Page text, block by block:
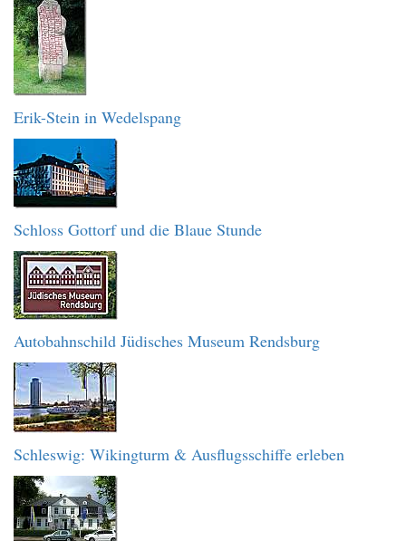
Erik-Stein in Wedelspang
Schloss Gottorf und die Blaue Stunde
Autobahnschild Jüdisches Museum Rendsburg
Schleswig: Wikingturm & Ausflugsschiffe erleben